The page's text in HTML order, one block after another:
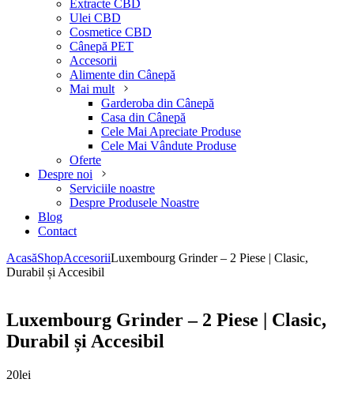
Extracte CBD
Ulei CBD
Cosmetice CBD
Cânepă PET
Accesorii
Alimente din Cânepă
Mai mult
Garderoba din Cânepă
Casa din Cânepă
Cele Mai Apreciate Produse
Cele Mai Vândute Produse
Oferte
Despre noi
Serviciile noastre
Despre Produsele Noastre
Blog
Contact
AcasăShopAccesoriiLuxembourg Grinder – 2 Piese | Clasic,
Durabil și Accesibil
Luxembourg Grinder – 2 Piese | Clasic,
Durabil și Accesibil
20lei